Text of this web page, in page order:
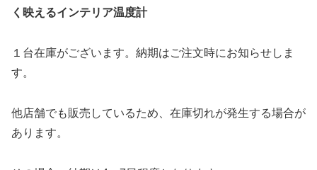
く映えるインテリア温度計
１台在庫がございます。納期はご注文時にお知らせしま
す。
他店舗でも販売しているため、在庫切れが発生する場合が
あります。